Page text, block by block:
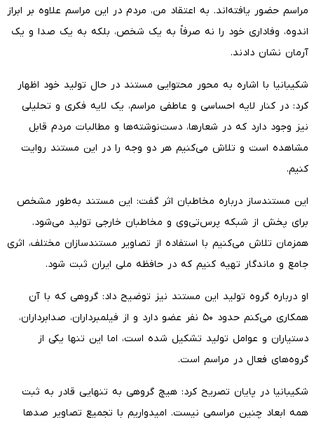
مراسم حضور یافته‌اند. به اعتقاد من، مردم در این مراسم علاوه بر ابراز
اندوه، وفاداری خود را نه صرفاً به یک شخص، بلکه به یک صدا و یک
آرمان نشان دادند.
شکیبانیا با اشاره به محور محتوایی مستند در حال تولید خود اظهار
کرد: در کنار لایه احساسی و عاطفی مراسم، یک لایه فکری و تحلیلی
نیز وجود دارد که در شعارها، دست‌نوشته‌ها و مطالبات مردم قابل
مشاهده است و تلاش می‌کنیم هر دو وجه را در این مستند روایت
کنیم.
این مستندساز درباره مخاطبان اثر گفت: این مستند به‌طور مشخص
برای پخش از شبکه پرس‌تی‌وی و مخاطبان خارجی تولید می‌شود.
همزمان تلاش می‌کنیم با استفاده از تصاویر مستندسازان مختلف، اثری
جامع و ماندگار تهیه کنیم که در حافظه ملی ایران ثبت شود.
او درباره گروه تولید این مستند نیز توضیح داد: گروهی که با آن
همکاری می‌کنم حدود ۵۰ نفر عضو دارد و از فیلمبرداران، صدابرداران،
دستیاران و عوامل تولید تشکیل شده است، اما این تنها یکی از
گروه‌های فعال در مراسم است.
شکیبانیا در پایان تصریح کرد: هیچ گروهی به تنهایی قادر به ثبت
همه ابعاد چنین مراسمی نیست. امیدواریم با تجمیع تصاویر صدها